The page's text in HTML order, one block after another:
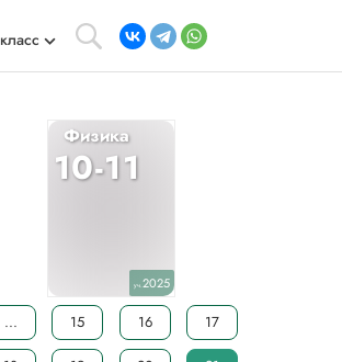
класс
Физика
10-11
уч.2025
... 15 16 17